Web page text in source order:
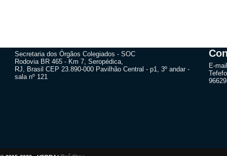
Secretaria dos Órgãos Colegiados - SOC
Rodovia BR 465 - Km 7, Seropédica,
RJ, Brasil CEP 23.890-000 Pavilhão Central - p1, 3º andar -
sala nº 121
E-